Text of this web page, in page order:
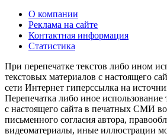
О компании
Реклама на сайте
Контактная информация
Статистика
При перепечатке текстов либо ином
текстовых материалов с настоящего
сети Интернет гиперссылка на
Перепечатка либо иное использование
с настоящего сайта в печатных СМИ
письменного согласия автора,
видеоматериалы, иные иллюстрации